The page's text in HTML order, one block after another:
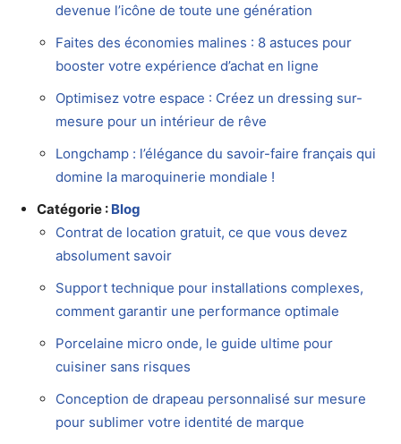
devenue l’icône de toute une génération
Faites des économies malines : 8 astuces pour
booster votre expérience d’achat en ligne
Optimisez votre espace : Créez un dressing sur-
mesure pour un intérieur de rêve
Longchamp : l’élégance du savoir-faire français qui
domine la maroquinerie mondiale !
Catégorie : Blog
Contrat de location gratuit, ce que vous devez
absolument savoir
Support technique pour installations complexes,
comment garantir une performance optimale
Porcelaine micro onde, le guide ultime pour
cuisiner sans risques
Conception de drapeau personnalisé sur mesure
pour sublimer votre identité de marque